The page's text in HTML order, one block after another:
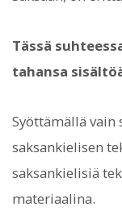
Tässä
tahansa
Syöttämällä vain
saksankielisen
saksankielisiä
materiaalina.